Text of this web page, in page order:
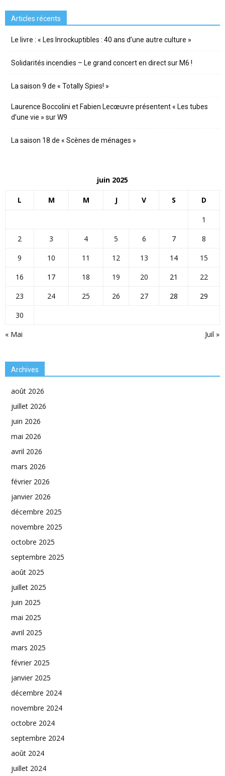
Articles récents
Le livre : « Les Inrockuptibles : 40 ans d’une autre culture »
Solidarités incendies – Le grand concert en direct sur M6 !
La saison 9 de « Totally Spies! »
Laurence Boccolini et Fabien Lecœuvre présentent « Les tubes
d’une vie » sur W9
La saison 18 de « Scènes de ménages »
juin 2025
L M M J V S D
« Mai Juil »
1
2
3 4 5 6 7
8
9
10 11 12 13 14
15
16
17 18 19 20 21
22
23
24 25 26 27 28
29
30
Archives
août 2026
juillet 2026
juin 2026
mai 2026
avril 2026
mars 2026
février 2026
janvier 2026
décembre 2025
novembre 2025
octobre 2025
septembre 2025
août 2025
juillet 2025
juin 2025
mai 2025
avril 2025
mars 2025
février 2025
janvier 2025
décembre 2024
novembre 2024
octobre 2024
septembre 2024
août 2024
juillet 2024